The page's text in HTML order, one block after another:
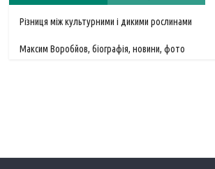
Різниця між культурними і дикими рослинами
Максим Воробйов, біографія, новини, фото